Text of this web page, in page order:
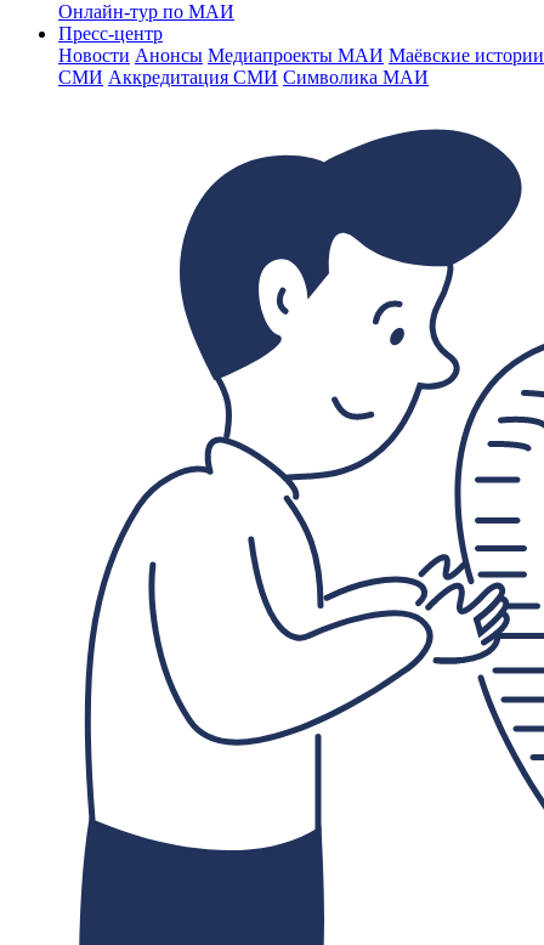
Онлайн-тур по МАИ
Пресс-центр
Новости Анонсы Медиапроекты МАИ Маёвские
СМИ Аккредитация СМИ Символика МАИ